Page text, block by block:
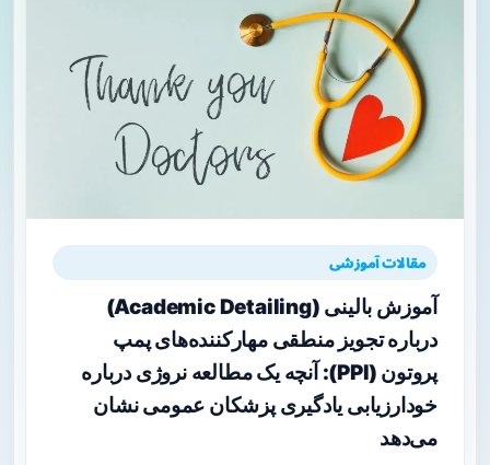
مقالات آموزشی
آموزش بالینی (Academic Detailing)
درباره تجویز منطقی مهارکننده‌های پمپ
پروتون (PPI): آنچه یک مطالعه نروژی درباره
خودارزیابی یادگیری پزشکان عمومی نشان
می‌دهد